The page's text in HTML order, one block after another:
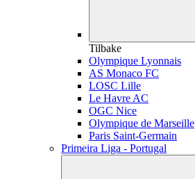
Tilbake
Olympique Lyonnais
AS Monaco FC
LOSC Lille
Le Havre AC
OGC Nice
Olympique de Marseille
Paris Saint-Germain
Primeira Liga - Portugal